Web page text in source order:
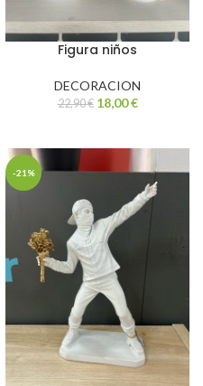
Figura niños
DECORACION
22,90€ 18,00€
-21%